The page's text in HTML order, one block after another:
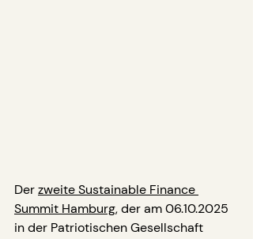
Der zweite Sustainable Finance
Summit Hamburg, der am 06.10.2025
in der Patriotischen Gesellschaft